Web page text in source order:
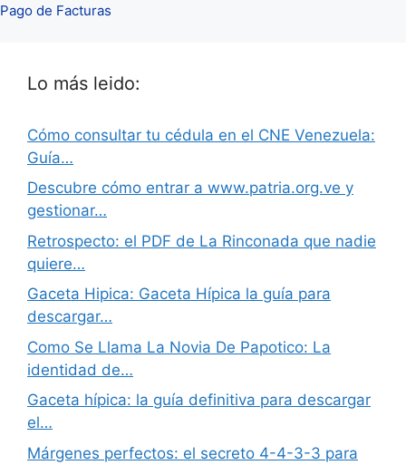
Pago de Facturas
Lo más leido:
Cómo consultar tu cédula en el CNE Venezuela:
Guía…
Descubre cómo entrar a www.patria.org.ve y
gestionar…
Retrospecto: el PDF de La Rinconada que nadie
quiere…
Gaceta Hipica: Gaceta Hípica la guía para
descargar…
Como Se Llama La Novia De Papotico: La
identidad de…
Gaceta hípica: la guía definitiva para descargar
el…
Márgenes perfectos: el secreto 4-4-3-3 para